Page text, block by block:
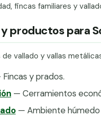
fincas familiares y
productos para
vallado y vallas
y prados.
— Cerramientos
— Ambiente húmedo